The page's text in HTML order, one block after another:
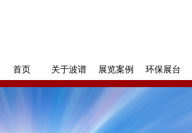
首页
关于波谱 展览案例 环保展台